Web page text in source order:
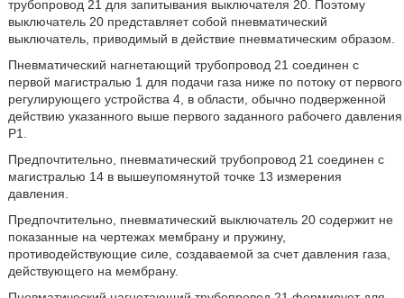
трубопровод 21 для запитывания выключателя 20. Поэтому
выключатель 20 представляет собой пневматический
выключатель, приводимый в действие пневматическим образом.
Пневматический нагнетающий трубопровод 21 соединен с
первой магистралью 1 для подачи газа ниже по потоку от первого
регулирующего устройства 4, в области, обычно подверженной
действию указанного выше первого заданного рабочего давления
Р1.
Предпочтительно, пневматический трубопровод 21 соединен с
магистралью 14 в вышеупомянутой точке 13 измерения
давления.
Предпочтительно, пневматический выключатель 20 содержит не
показанные на чертежах мембрану и пружину,
противодействующие силе, создаваемой за счет давления газа,
действующего на мембрану.